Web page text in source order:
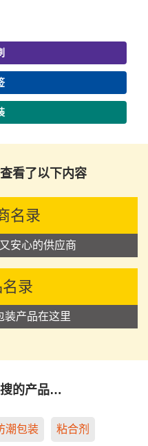
看了以下内容
名录
安心的供应商
录
装产品在这里
的产品…
潮包装 粘合剂